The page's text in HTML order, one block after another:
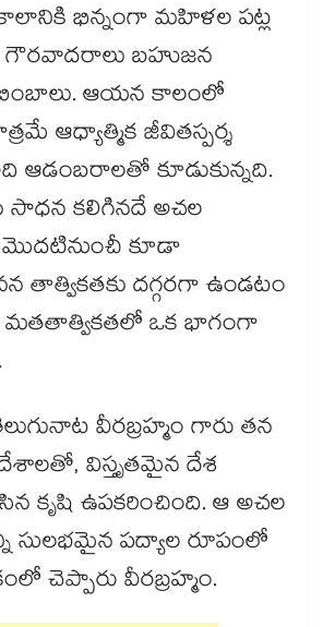
భిన్నంగా మహిళల పట్ల
బహుజన
ఆయన కాలంలో
ఆధ్యాత్మిక జీవితస్పర్శ
ఆడంబరాలతో కూడుకున్నది.
సాధన కలిగినదే అచల
మొదటినుంచీ కూడా
తాత్వికతకు దగ్గరగా ఉండటం
ఒక భాగంగా
వీరబ్రహ్మం గారు తన
విస్తృతమైన దేశ
కృషి ఉపకరించింది. ఆ అచల
సులభమైన పద్యాల రూపంలో
చెప్పారు వీరబ్రహ్మం.